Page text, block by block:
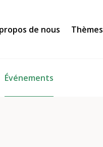
Événements
de nous Thèmes